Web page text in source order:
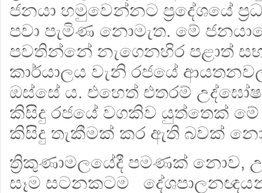
ජනයා හමුවෙන්නට ප්‍රදේශයේ
පවා පැමිණ නොමැත. මේ
පවතින්නේ නැගෙනහිර පළාත්
කාර්යාලය වැනි රජයේ
ඔස්සේ ය. එහෙත් එතරම්
කිසිදු රජයේ වගකිව යුත්තෙක්
කිසිදු තැකීමක් කර ඇති බවක්
ත්‍රිකුණාමලයේදී පමණක් නොව,
සෑම සටනකටම දේශපාලනඥයන්